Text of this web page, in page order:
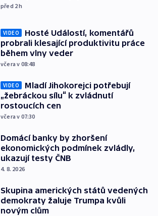
před 2h
VIDEO
Hosté Událostí, komentářů
probrali klesající produktivitu práce
během vlny veder
včera v 08:48
VIDEO
Mladí Jihokorejci potřebují
„žebráckou sílu“ k zvládnutí
rostoucích cen
včera v 07:30
Domácí banky by zhoršení
ekonomických podmínek zvládly,
ukazují testy ČNB
4. 8. 2026
Skupina amerických států vedených
demokraty žaluje Trumpa kvůli
novým clům